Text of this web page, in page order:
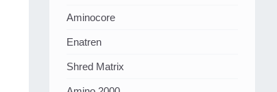
Aminocore
Enatren
Shred Matrix